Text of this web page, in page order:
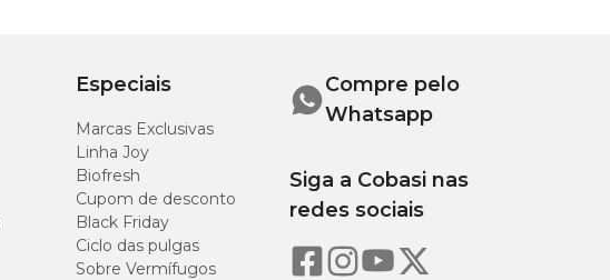
Especiais
Marcas Exclusivas
Linha Joy
Biofresh
Cupom de desconto
Black Friday
Ciclo das pulgas
Sobre Vermífugos
Compre pelo
Whatsapp
Siga a Cobasi nas
redes sociais